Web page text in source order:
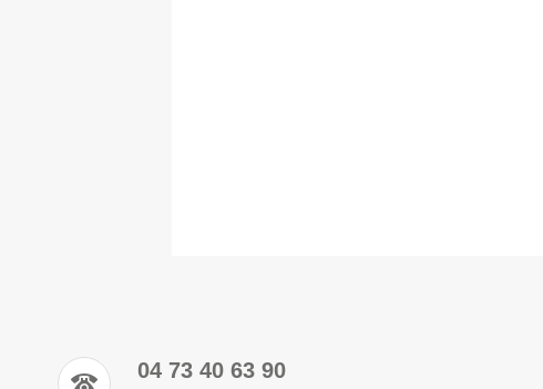
04 73 40 63 90